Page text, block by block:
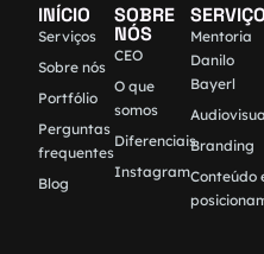
INÍCIO
Serviços
Sobre nós
Portfólio
Perguntas
frequentes
Blog
SOBRE
NÓS
CEO
O que
somos
Diferenciais
Instagram
Mentoria
Danilo
Bayerl
Branding
Conteúdo